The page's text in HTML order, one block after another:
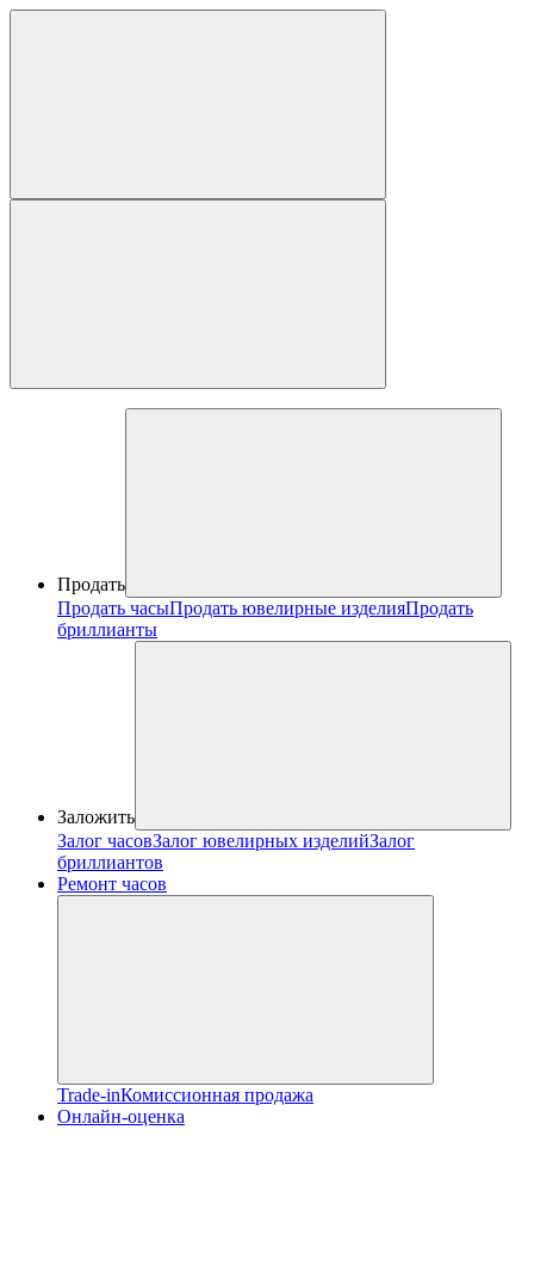
Продать
Продать часыПродать ювелирные изделияПродать
бриллианты
Заложить
Залог часовЗалог ювелирных изделийЗалог
бриллиантов
Ремонт часов
Trade-inКомиссионная продажа
Онлайн-оценка